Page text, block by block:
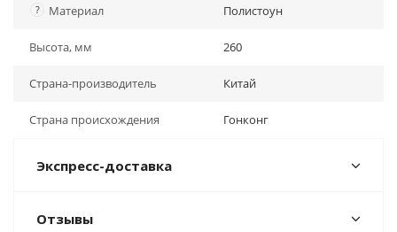
? Материал Полистоун
Высота, мм 260
Страна-производитель Китай
Страна происхождения Гонконг
Экспресс-доставка
Отзывы